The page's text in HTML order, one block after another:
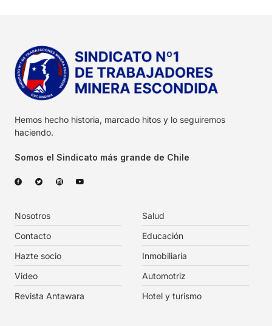
Hemos hecho historia, marcado hitos y lo seguiremos
haciendo.
Somos el Sindicato más grande de Chile
Nosotros
Contacto
Hazte socio
Video
Revista Antawara
Salud
Educación
Inmobiliaria
Automotriz
Hotel y turismo